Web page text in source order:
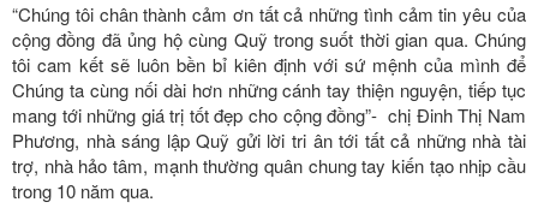
“Chúng tôi chân thành cảm ơn tất cả những tình cảm tin yêu của
cộng đồng đã ủng hộ cùng Quỹ trong suốt thời gian qua. Chúng
tôi cam kết sẽ luôn bền bỉ kiên định với sứ mệnh của mình để
Chúng ta cùng nối dài hơn những cánh tay thiện nguyện, tiếp tục
mang tới những giá trị tốt đẹp cho cộng đồng”- chị Đinh Thị Nam
Phương, nhà sáng lập Quỹ gửi lời tri ân tới tất cả những nhà tài
trợ, nhà hảo tâm, mạnh thường quân chung tay kiến tạo nhịp cầu
trong 10 năm qua.